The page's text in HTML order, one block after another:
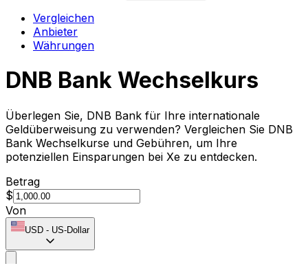
Vergleichen
Anbieter
Währungen
DNB Bank Wechselkurs
Überlegen Sie, DNB Bank für Ihre internationale
Geldüberweisung zu verwenden? Vergleichen Sie DNB
Bank Wechselkurse und Gebühren, um Ihre
potenziellen Einsparungen bei Xe zu entdecken.
Betrag
$
Von
USD - US-Dollar